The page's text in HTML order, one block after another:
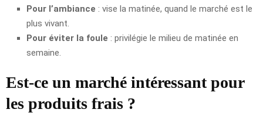
Pour l’ambiance : vise la matinée, quand le marché est le
plus vivant.
Pour éviter la foule : privilégie le milieu de matinée en
semaine.
Est-ce un marché intéressant pour
les produits frais ?